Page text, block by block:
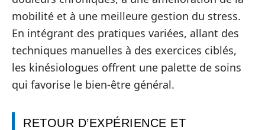
mobilité et à une meilleure gestion du stress.
En intégrant des pratiques variées, allant des
techniques manuelles à des exercices ciblés,
les kinésiologues offrent une palette de soins
qui favorise le bien-être général.
RETOUR D’EXPÉRIENCE ET